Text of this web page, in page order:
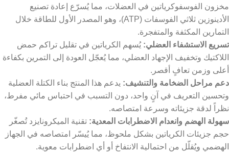
مخزون الفوسفوكرياتين في العضلات، مما يُسرّع إعادة تصنيع
الأدينوزين ثلاثي الفوسفات (ATP)، وهو المصدر الأول للطاقة خلال
التمارين المكثفة والمتفجرة.
تسريع الاستشفاء العضلي: يُسهم الكرياتين في تقليل تراكم حمض
اللاكتيك وتخفيف الإجهاد العضلي، مما يُعجّل العودة إلى التمرين بكفاءة
أعلى وزمن تعافٍ أقصر.
دعم مراحل الضخامة والتنشيف: يدعم هذا المنتج بناء الكتلة العضلية
وتحسين التعريف في آنٍ واحد، دون التسبب في احتباس مائي مفرط،
نظراً لدقة جزيئاته وسرعة امتصاصه.
سهولة الهضم وانعدام الاضطرابات المعدية: تقنية الميكرونايزد تُصغّر
حجم جزيئات الكرياتين بشكل ملحوظ، مما يُيسّر امتصاصه في الجهاز
الهضمي ويُقلّل من احتمالية الانتفاخ أو أي اضطرابات معوية.